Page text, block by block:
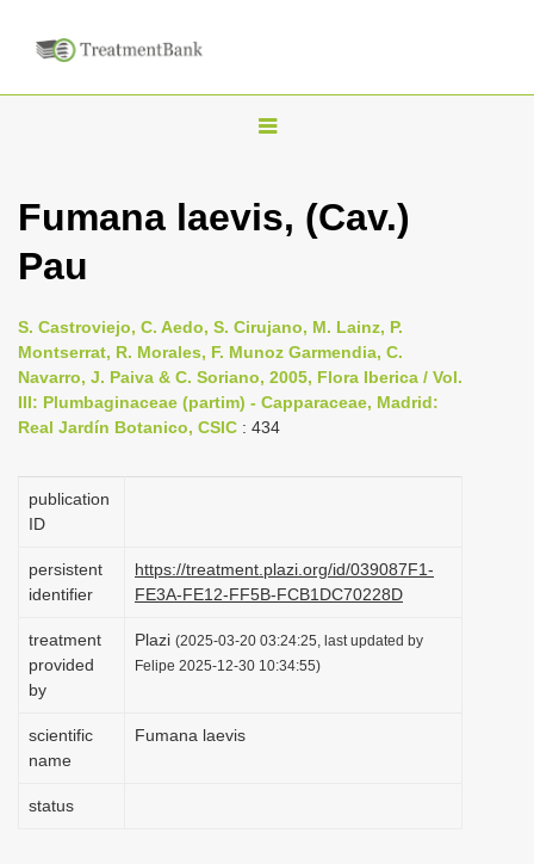
T
g
n
a
v
i
i
o
Fumana laevis, (Cav.)
Pau
S. Castroviejo, C. Aedo, S. Cirujano, M. Lainz, P.
Montserrat, R. Morales, F. Munoz Garmendia, C.
Navarro, J. Paiva & C. Soriano, 2005, Flora Iberica / Vol.
III: Plumbaginaceae (partim) - Capparaceae, Madrid:
Real Jardín Botanico, CSIC : 434
publication
ID
persistent
identifier
https://treatment.plazi.org/id/039087F1-
FE3A-FE12-FF5B-FCB1DC70228D
treatment
provided
by
Plazi (2025-03-20 03:24:25, last updated by
Felipe 2025-12-30 10:34:55)
scientific
name
Fumana laevis
status